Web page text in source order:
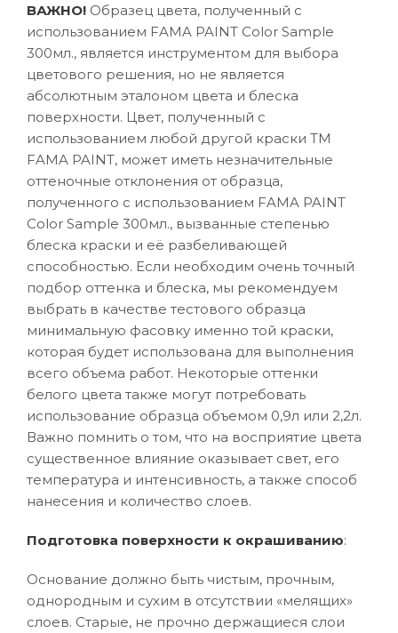
ВАЖНО! Образец цвета, полученный с
использованием FAMA PAINT Color Sample
300мл., является инструментом для выбора
цветового решения, но не является
абсолютным эталоном цвета и блеска
поверхности. Цвет, полученный с
использованием любой другой краски ТМ
FAMA PAINT, может иметь незначительные
оттеночные отклонения от образца,
полученного с использованием FAMA PAINT
Color Sample 300мл., вызванные степенью
блеска краски и её разбеливающей
способностью. Если необходим очень точный
подбор оттенка и блеска, мы рекомендуем
выбрать в качестве тестового образца
минимальную фасовку именно той краски,
которая будет использована для выполнения
всего объема работ. Некоторые оттенки
белого цвета также могут потребовать
использование образца объемом 0,9л или 2,2л.
Важно помнить о том, что на восприятие цвета
существенное влияние оказывает свет, его
температура и интенсивность, а также способ
нанесения и количество слоев.
Подготовка поверхности к окрашиванию:
Основание должно быть чистым, прочным,
однородным и сухим в отсутствии «мелящих»
слоев. Старые, не прочно держащиеся слои